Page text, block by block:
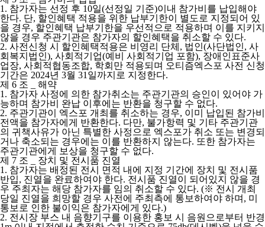
1. 참가자는 선정 후 10일(선정일 기준)이내 참가비를 납입해야
한다. 단, 할인혜택 적용을 위한 납부기한이 별도로 지정되어 있
을 경우, 할인혜택 납부기한을 우선적으로 적용하며 이를 지키지
않을 경우 주관기관은 참가자의 할인혜택을 취소할 수 있다.
2. 사전신청 시 할인혜택적용은 비영리 단체, 법인(사단법인, 사
회복지법인), 사회적기업(예비 사회적기업 포함), 장애인표준사
업장, 사회적협동조합, 학회만 적용되며 오티즘엑스포 사전 신청
기간은 2024년 3월 31일까지로 지정한다.
제 6 조 _ 해약
1. 참가자 사정에 의한 참가취소는 주관기관의 승인이 있어야 가
능하며 참가비 완납 이후에는 반환을 청구할 수 없다.
2. 주관기관이 엑스포 개최를 취소하는 경우, 이미 납입된 참가비
전액을 참가자에게 반환한다. 다만, 불가항력 및 기타 주관기관
의 귀책사유가 아닌 특별한 사정으로 엑스포가 취소 또는 변경되
거나 축소되는 경우에는 이를 반환하지 않는다. 또한 참가자는
주관기관에게 보상을 청구할 수 없다.
제 7 조 _ 장치 및 전시품 진열
1. 참가자는 배정된 전시 면적 내에 지정 기간에 장치 및 전시품
반입, 진열을 완료하여야 한다. 전시품 진열이 되어있지 않을 경
우 주최자는 해당 참가자를 임의 취소할 수 있다. (※ 전시 개최
당일 진열을 희망할 경우 사전에 주최측에 통보하여야 하며, 미
통보로 인한 불이익은 참가자에게 있다.)
2. 전시장 부스 내 음향기구를 이용한 홍보 시 음원으로부터 반경